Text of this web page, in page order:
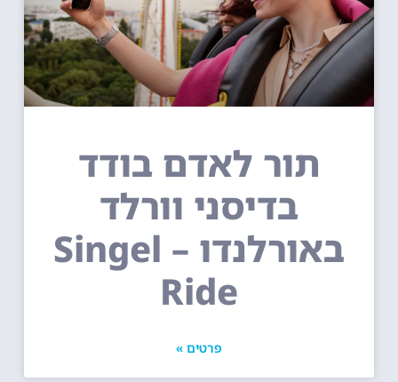
תור לאדם בודד
בדיסני וורלד
באורלנדו – Singel
Ride
פרטים »